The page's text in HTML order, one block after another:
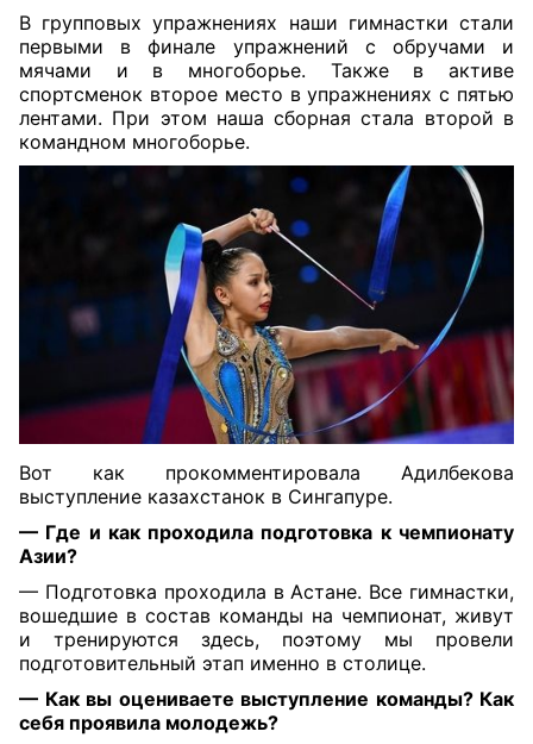
В групповых упражнениях наши гимнастки стали
первыми в финале упражнений с обручами и
мячами и в многоборье. Также в активе
спортсменок второе место в упражнениях с пятью
лентами. При этом наша сборная стала второй в
командном многоборье.
Вот как прокомментировала Адилбекова
выступление казахстанок в Сингапуре.
— Где и как проходила подготовка к чемпионату
Азии?
— Подготовка проходила в Астане. Все гимнастки,
вошедшие в состав команды на чемпионат, живут
и тренируются здесь, поэтому мы провели
подготовительный этап именно в столице.
— Как вы оцениваете выступление команды? Как
себя проявила молодежь?